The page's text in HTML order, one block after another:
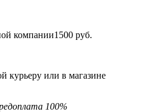
компании1500 руб.
курьеру или в магазине
100%